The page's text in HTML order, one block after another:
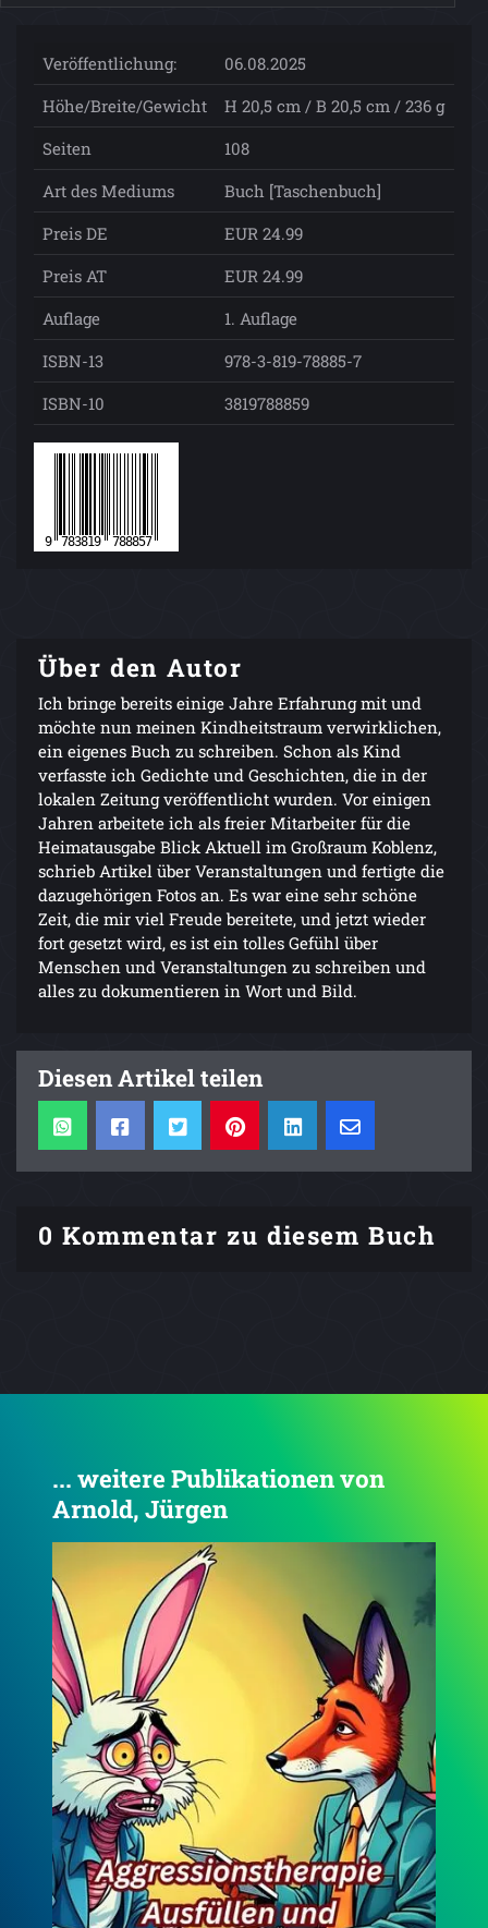
Veröffentlichung:
06.08.2025
Höhe/Breite/Gewicht
H 20,5 cm / B 20,5 cm / 236 g
Seiten
108
Art des Mediums
Buch [Taschenbuch]
Preis DE
EUR 24.99
Preis AT
EUR 24.99
Auflage
1. Auflage
ISBN-13
978-3-819-78885-7
ISBN-10
3819788859
Über den Autor
Ich bringe bereits einige Jahre Erfahrung mit und
möchte nun meinen Kindheitstraum verwirklichen,
ein eigenes Buch zu schreiben. Schon als Kind
verfasste ich Gedichte und Geschichten, die in der
lokalen Zeitung veröffentlicht wurden. Vor einigen
Jahren arbeitete ich als freier Mitarbeiter für die
Heimatausgabe Blick Aktuell im Großraum Koblenz,
schrieb Artikel über Veranstaltungen und fertigte die
dazugehörigen Fotos an. Es war eine sehr schöne
Zeit, die mir viel Freude bereitete, und jetzt wieder
fort gesetzt wird, es ist ein tolles Gefühl über
Menschen und Veranstaltungen zu schreiben und
alles zu dokumentieren in Wort und Bild.
Diesen Artikel teilen
0 Kommentar zu diesem Buch
... weitere Publikationen von
Arnold, Jürgen